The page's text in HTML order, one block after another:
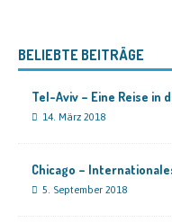
BELIEBTE BEITRÄGE
Tel-Aviv – Eine Reise in
14. März 2018
Chicago –
5. September 2018